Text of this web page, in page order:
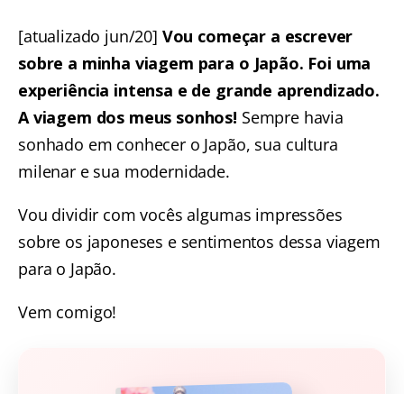
[atualizado jun/20] Vou começar a escrever
sobre a minha viagem para o Japão. Foi uma
experiência intensa e de grande aprendizado.
A viagem dos meus sonhos! Sempre havia
sonhado em conhecer o Japão, sua cultura
milenar e sua modernidade.
Vou dividir com vocês algumas impressões
sobre os japoneses e sentimentos dessa viagem
para o Japão.
Vem comigo!